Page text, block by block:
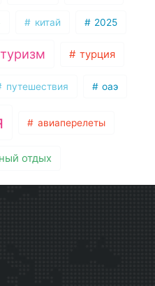
китай 2025
туризм турция
путешествия оаэ
авиаперелеты
отдых